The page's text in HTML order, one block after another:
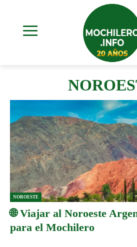
NOROESTE
🌐 Viajar al Noroeste
para el Mochilero